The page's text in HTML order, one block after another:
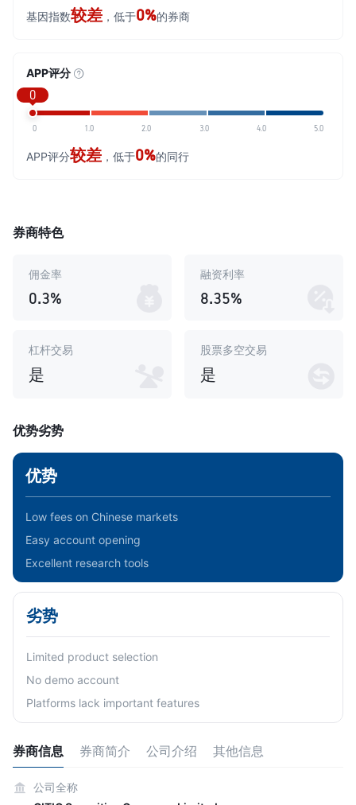
基因指数较差 ，低于0%的券商
APP评分
0
0 1.0 2.0 3.0 4.0 5.0
APP评分较差 ，低于0%的同行
券商特色
佣金率
0.3%
融资利率
8.35%
杠杆交易
是
股票多空交易
是
优势劣势
优势
Low fees on Chinese markets
Easy account opening
Excellent research tools
劣势
Limited product selection
No demo account
Platforms lack important features
券商信息 券商简介 公司介绍 其他信息
公司全称